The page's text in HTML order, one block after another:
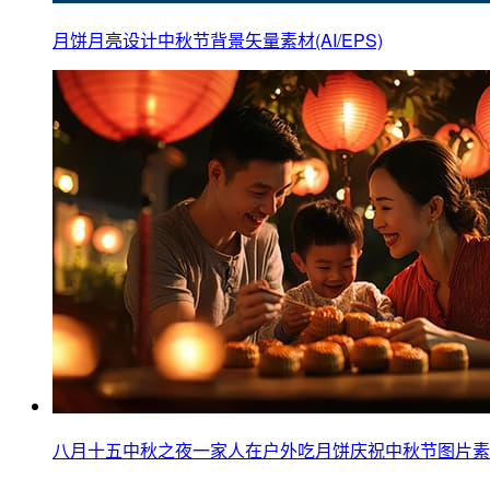
月饼月亮设计中秋节背景矢量素材(AI/EPS)
八月十五中秋之夜一家人在户外吃月饼庆祝中秋节图片